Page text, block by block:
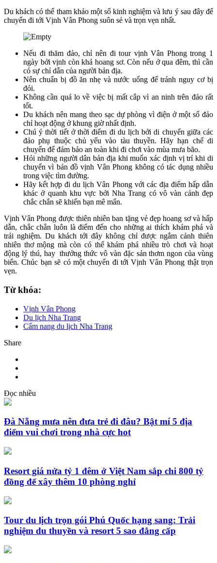
Du khách có thể tham khảo một số kinh nghiệm và lưu ý sau đây để
chuyến đi tới Vịnh Vân Phong suôn sẻ và trọn vẹn nhất.
Nếu đi thăm đảo, chỉ nên đi tour vịnh Vân Phong trong 1
ngày bởi vịnh còn khá hoang sơ. Còn nếu ở qua đêm, thì cần
có sự chỉ dẫn của người bản địa.
Nên chuẩn bị đồ ăn nhẹ và nước uống để tránh nguy cơ bị
đói.
Không cần quá lo về việc bị mất cắp vì an ninh trên đảo rất
tốt.
Du khách nên mang theo sạc dự phòng vì điện ở một số đảo
chỉ hoạt động ở khung giờ nhất định.
Chú ý thời tiết ở thời điểm đi du lịch bởi di chuyển giữa các
đảo phụ thuộc chủ yếu vào tàu thuyền. Hãy hạn chế di
chuyển để đảm bảo an toàn khi đi chơi vào mùa mưa bão.
Hỏi những người dân bản địa khi muốn xác định vị trí khi di
chuyển vì bản đồ vịnh Vân Phong không có tác dụng nhiều
trong việc tìm đường.
Hãy kết hợp đi du lịch Vân Phong với các địa điểm hấp dẫn
khác ở quanh khu vực bởi Nha Trang có vô vàn cảnh đẹp
chắc chắn sẽ khiến bạn mê mẩn.
Vịnh Vân Phong được thiên nhiên ban tặng vẻ đẹp hoang sơ và hấp
dẫn, chắc chắn luôn là điểm đến cho những ai thích khám phá và
trải nghiệm. Du khách tới đây không chỉ được ngắm cảnh thiên
nhiên thơ mộng mà còn có thể khám phá nhiều trò chơi và hoạt
động lý thú, hay thưởng thức vô vàn đặc sản thơm ngon của vùng
biển. Chúc bạn sẽ có một chuyến đi tới Vịnh Vân Phong thật trọn
vẹn.
Từ khóa:
Vịnh Vân Phong
Du lịch Nha Trang
Cẩm nang du lịch Nha Trang
Share
Đọc nhiều
Đà Nẵng mưa nên đưa trẻ đi đâu? Bật mí 5 địa
điểm vui chơi trong nhà cực hot
Resort giá nửa tỷ 1 đêm ở Việt Nam sắp chi 800 tỷ
đồng để xây thêm 10 phòng nghỉ
Tour du lịch trọn gói Phú Quốc hạng sang: Trải
nghiệm du thuyền và resort 5 sao đẳng cấp